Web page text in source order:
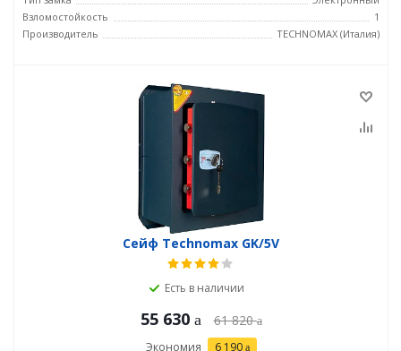
Взломостойкость
1
Производитель
TECHNOMAX (Италия)
Сейф Technomax GK/5V
Есть в наличии
55 630 61 820
Экономия 6 190